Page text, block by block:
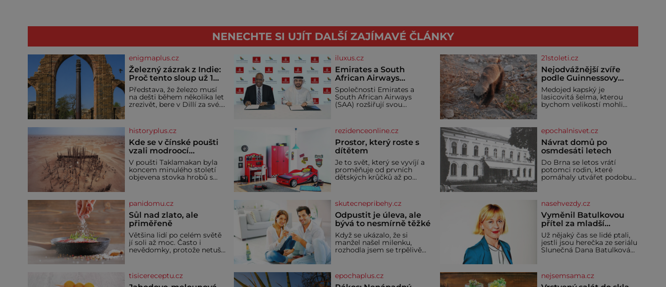
NENECHTE SI UJÍT DALŠÍ ZAJÍMAVÉ ČLÁNKY
enigmaplus.cz
Železný zázrak z Indie:
Proč tento sloup už 1
600 let nezná rez?
Představa, že železo musí
na dešti během několika let
zrezivět, bere v Dillí za své.
vysoký železný sloup, který
už přibližně 1 600 let
odolává počasí
iluxus.cz
Emirates a South
African Airways
rozšiřují partnerství.
Cestujícím nově
zpřístupní dalších
Společnosti Emirates a
South African Airways
(SAA) rozšiřují svou
dohoda zpřístupní
cestujícím devět dalších
destinací v jižní a střední
Africe a u
21stoleti.cz
Nejodvážnější zvíře
podle Guinnessovy
knihy rekordů?
Šelmička s pruhem na
hřbetě!
Medojed kapský je
lasicovitá šelma, kterou
bychom velikostí mohli
nebojácná, ostatně bývá
označována za
nejodvážnější zvíře vůbec. V
této souvislosti je dokonc
historyplus.cz
Kde se v čínské poušti
vzali modroocí
blonďáci?
V poušti Taklamakan byla
koncem minulého století
objevena stovka hrobů s
byli pohřbeni s úctou a
četnými milodary. Asi
nejvíc přitom vědce zaujal
hrob tříměsíčního
chlapečka s modrou
filcovou čapkou, z níž se
draly blonďaté vlásky. Fakt,
že jsou těla dávných lidí
klimatickým podmínkám.
Sucho, prosolené písky a
rezidenceonline.cz
Prostor, který roste s
dítětem
Je to svět, který se vyvíjí a
proměňuje od prvních
dětských krůčků až po
bezpečí, kreativitu,
soustředění i odpočinek a
reaguje na každou etapu
života a specifické potřeby
dítěte. Pro nejmenší je
klíčová jednoduchost,
měkkost a bezpečí, proto
by pokoj miminka měl
epochalnisvet.cz
Návrat domů po
osmdesáti letech
Do Brna se letos vrátí
potomci rodin, které
pomáhaly utvářet podobu
světová válka. Příběhy rodů
Placzek, Löw-Beer,
Fuhrmann, Kohn a Stiassni
se stanou jednou z hlavních
dramaturgických linií
festivalu židovské kultury
ŠTETL FEST 2026. Některé
návraty nejsou jednoduché.
vyprávění, už dávno
panidomu.cz
Sůl nad zlato, ale
přiměřeně
Většina lidí po celém světě
jí soli až moc. Často i
nevědomky, protože netuší,
vyráběných potravinách,
dokonce i těch sladkých.
skutecnepribehy.cz
Odpustit je úleva, ale
bývá to nesmírně těžké
Když se ukázalo, že si
manžel našel milenku,
rozhodla jsem se trpělivě
rodině. Možná je to jedna z
nejtěžších věcí na světě. Ale
nasehvezdy.cz
Vyměnil Batulkovou
přítel za mladší
exemplář?
Už nějaký čas se lidé ptali,
jestli jsou herečka ze seriálu
Slunečná Dana Batulková
vůbec spolu. Herečka od
sebe přítele od samého
tisicereceptu.cz epochaplus.cz nejsemsama.cz